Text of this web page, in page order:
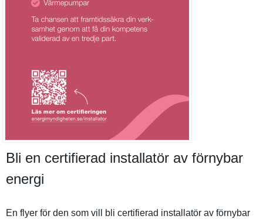
Bli en certifierad installatör av förnybar
energi
En flyer för den som vill bli certifiera­d installatö­r av förnybar